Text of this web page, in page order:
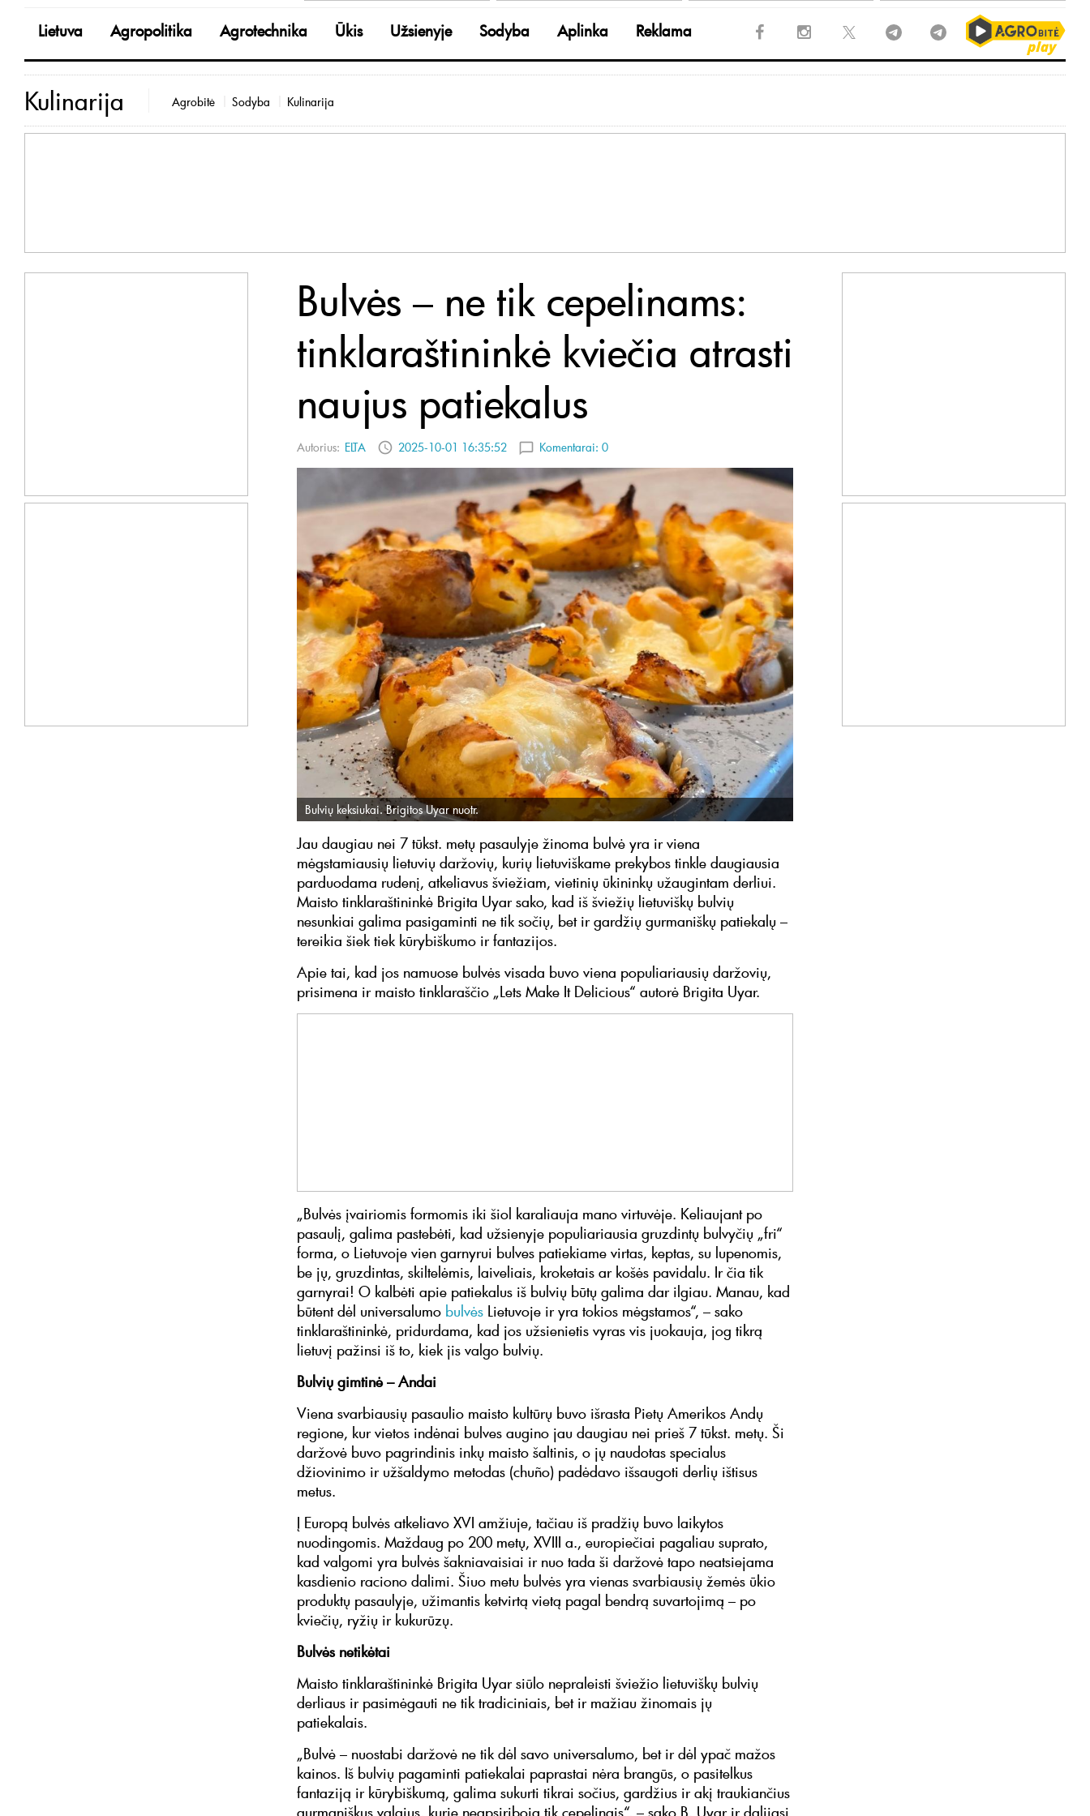
Lietuva Agropolitika Agrotechnika Ūkis Užsienyje Sodyba Aplinka Reklama
Kulinarija Agrobitė Sodyba Kulinarija
Bulvės – ne tik cepelinams:
tinklaraštininkė kviečia atrasti
naujus patiekalus
Autorius: ELTA 2025-10-01 16:35:52 Komentarai: 0
Bulvių keksiukai. Brigitos Uyar nuotr.
Jau daugiau nei 7 tūkst. metų pasaulyje žinoma bulvė yra ir viena
mėgstamiausių lietuvių daržovių, kurių lietuviškame prekybos tinkle daugiausia
parduodama rudenį, atkeliavus šviežiam, vietinių ūkininkų užaugintam derliui.
Maisto tinklaraštininkė Brigita Uyar sako, kad iš šviežių lietuviškų bulvių
nesunkiai galima pasigaminti ne tik sočių, bet ir gardžių gurmaniškų patiekalų –
tereikia šiek tiek kūrybiškumo ir fantazijos.
Apie tai, kad jos namuose bulvės visada buvo viena populiariausių daržovių,
prisimena ir maisto tinklaraščio „Lets Make It Delicious“ autorė Brigita Uyar.
„Bulvės įvairiomis formomis iki šiol karaliauja mano virtuvėje. Keliaujant po
pasaulį, galima pastebėti, kad užsienyje populiariausia gruzdintų bulvyčių „fri“
forma, o Lietuvoje vien garnyrui bulves patiekiame virtas, keptas, su lupenomis,
be jų, gruzdintas, skiltelėmis, laiveliais, kroketais ar košės pavidalu. Ir čia tik
garnyrai! O kalbėti apie patiekalus iš bulvių būtų galima dar ilgiau. Manau, kad
būtent dėl universalumo bulvės Lietuvoje ir yra tokios mėgstamos“, – sako
tinklaraštininkė, pridurdama, kad jos užsienietis vyras vis juokauja, jog tikrą
lietuvį pažinsi iš to, kiek jis valgo bulvių.
Bulvių gimtinė – Andai
Viena svarbiausių pasaulio maisto kultūrų buvo išrasta Pietų Amerikos Andų
regione, kur vietos indėnai bulves augino jau daugiau nei prieš 7 tūkst. metų. Ši
daržovė buvo pagrindinis inkų maisto šaltinis, o jų naudotas specialus
džiovinimo ir užšaldymo metodas (chuño) padėdavo išsaugoti derlių ištisus
metus.
Į Europą bulvės atkeliavo XVI amžiuje, tačiau iš pradžių buvo laikytos
nuodingomis. Maždaug po 200 metų, XVIII a., europiečiai pagaliau suprato,
kad valgomi yra bulvės šakniavaisiai ir nuo tada ši daržovė tapo neatsiejama
kasdienio raciono dalimi. Šiuo metu bulvės yra vienas svarbiausių žemės ūkio
produktų pasaulyje, užimantis ketvirtą vietą pagal bendrą suvartojimą – po
kviečių, ryžių ir kukurūzų.
Bulvės netikėtai
Maisto tinklaraštininkė Brigita Uyar siūlo nepraleisti šviežio lietuviškų bulvių
derliaus ir pasimėgauti ne tik tradiciniais, bet ir mažiau žinomais jų
patiekalais.
„Bulvė – nuostabi daržovė ne tik dėl savo universalumo, bet ir dėl ypač mažos
kainos. Iš bulvių pagaminti patiekalai paprastai nėra brangūs, o pasitelkus
fantaziją ir kūrybiškumą, galima sukurti tikrai sočius, gardžius ir akį traukiančius
gurmaniškus valgius, kurie neapsiriboja tik cepelinais“, – sako B. Uyar ir dalijasi